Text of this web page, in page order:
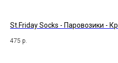
St.Friday Socks - Паровозики -
475 р.